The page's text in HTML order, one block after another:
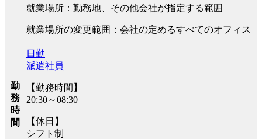
就業場所：勤務地、その他会社が指定する範囲
就業場所の変更範囲：会社の定めるすべてのオフィス
勤
務
時
間
日勤
派遣社員
【勤務時間】
20:30～08:30
【休日】
シフト制